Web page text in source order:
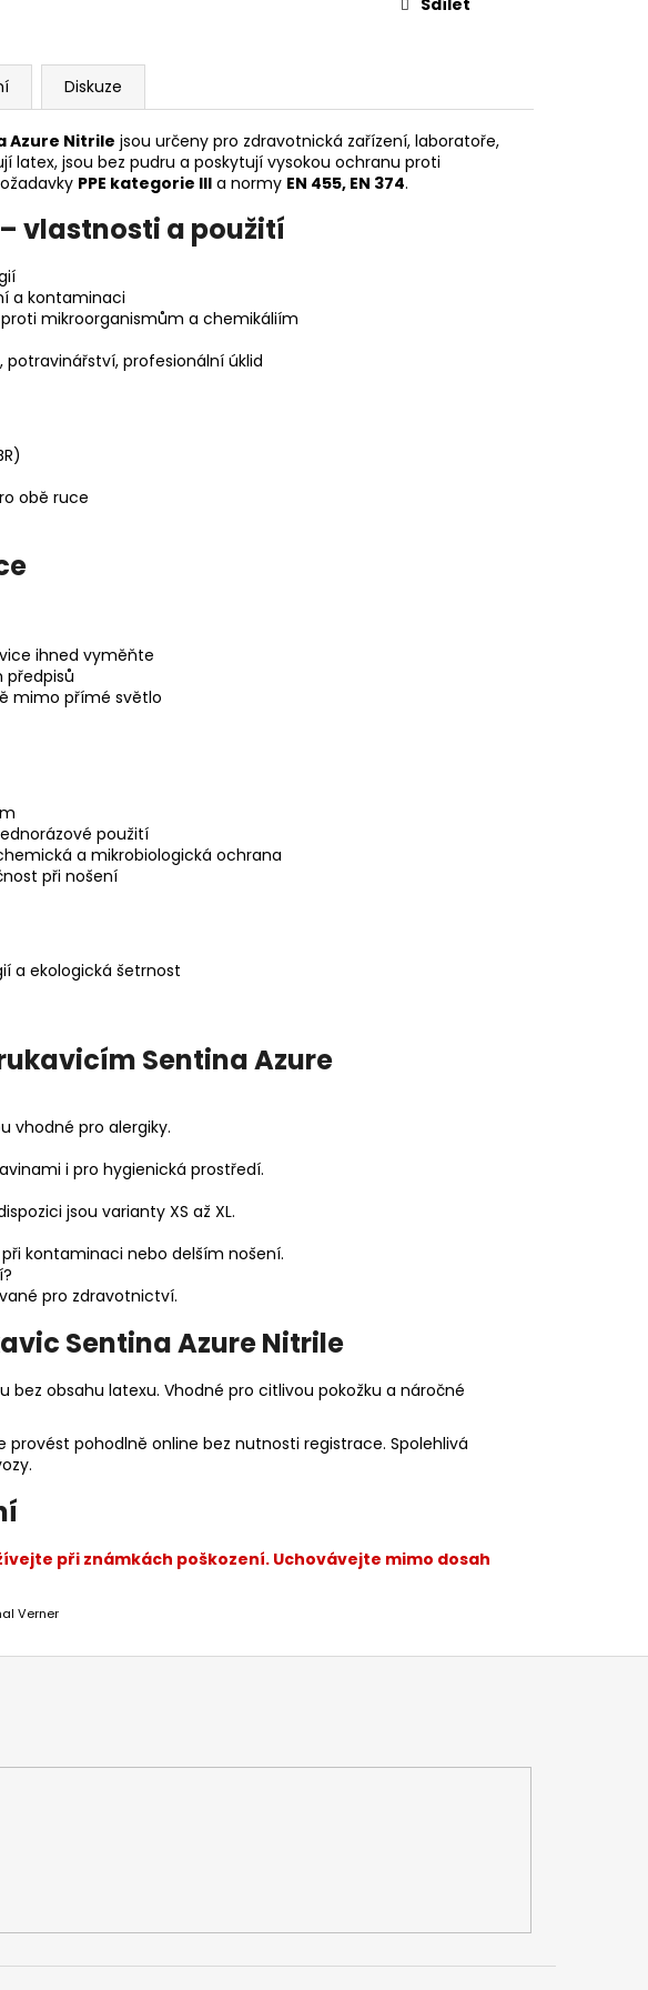
Diskuze
Azure Nitrile jsou určeny pro zdravotnická zařízení, laboratoře,
latex, jsou bez pudru a poskytují vysokou ochranu proti
PPE kategorie III a normy EN 455, EN 374.
vlastnosti a použití
a kontaminaci
mikroorganismům a chemikáliím
profesionální úklid
obě ruce
ihned vyměňte
předpisů
mimo přímé světlo
použití
a mikrobiologická ochrana
při nošení
a ekologická šetrnost
Sentina Azure
vhodné pro alergiky.
i pro hygienická prostředí.
jsou varianty XS až XL.
kontaminaci nebo delším nošení.
pro zdravotnictví.
Sentina Azure Nitrile
bez obsahu latexu. Vhodné pro citlivou pokožku a náročné
provést pohodlně online bez nutnosti registrace. Spolehlivá
při známkách poškození. Uchovávejte mimo dosah
Verner